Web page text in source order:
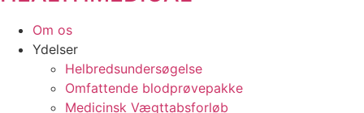
Om os
Ydelser
Helbredsundersøgelse
Omfattende blodprøvepakke
Medicinsk Vægttabsforløb